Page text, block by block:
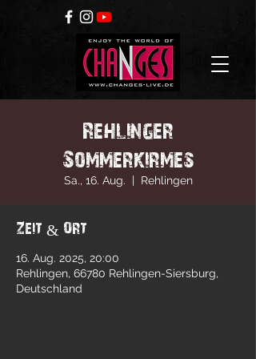
Rehlinger
Sommerkirmes
Sa., 16. Aug.
  |
Rehlingen
Zeit & Ort
16. Aug. 2025, 20:00
Rehlingen, 66780 Rehlingen-Siersburg,
Deutschland